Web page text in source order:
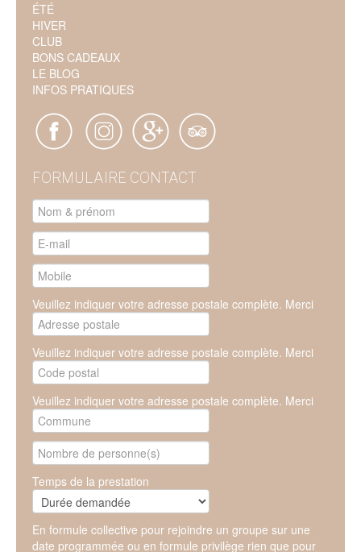
ÉTÉ
HIVER
CLUB
BONS CADEAUX
LE BLOG
INFOS PRATIQUES
FORMULAIRE CONTACT
Veuillez indiquer votre adresse postale complète. Merci
Veuillez indiquer votre adresse postale complète. Merci
Veuillez indiquer votre adresse postale complète. Merci
Temps de la prestation
En formule collective pour rejoindre un groupe sur une
date programmée ou en formule privilège rien que pour